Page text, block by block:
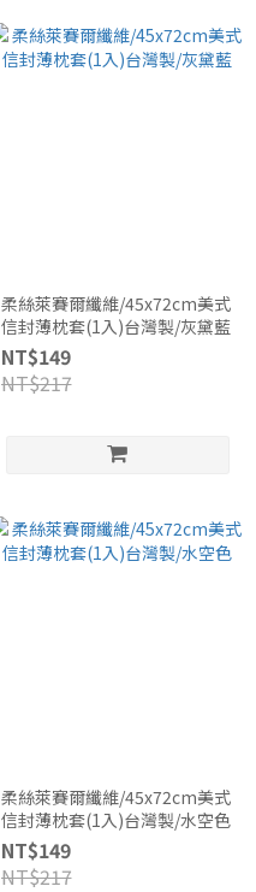
柔絲萊賽爾纖維/45x72cm美式
信封薄枕套(1入)台灣製/灰黛藍
NT$149
NT$217
柔絲萊賽爾纖維/45x72cm美式
信封薄枕套(1入)台灣製/水空色
NT$149
NT$217